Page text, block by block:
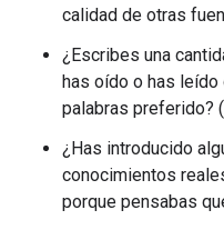
calidad de otras
¿Escribes una
has oído o has leído
palabras preferido?
¿Has introducido
conocimientos
porque pensabas